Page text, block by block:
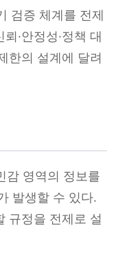
검증 체계를 전제
·안정성·정책 대
한의 설계에 달려
감 영역의 정보를
발생할 수 있다.
규정을 전제로 설